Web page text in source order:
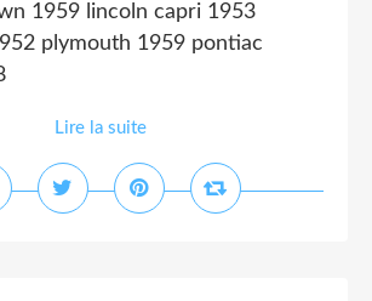
1959 lincoln capri 1953
plymouth 1959 pontiac
Lire la suite